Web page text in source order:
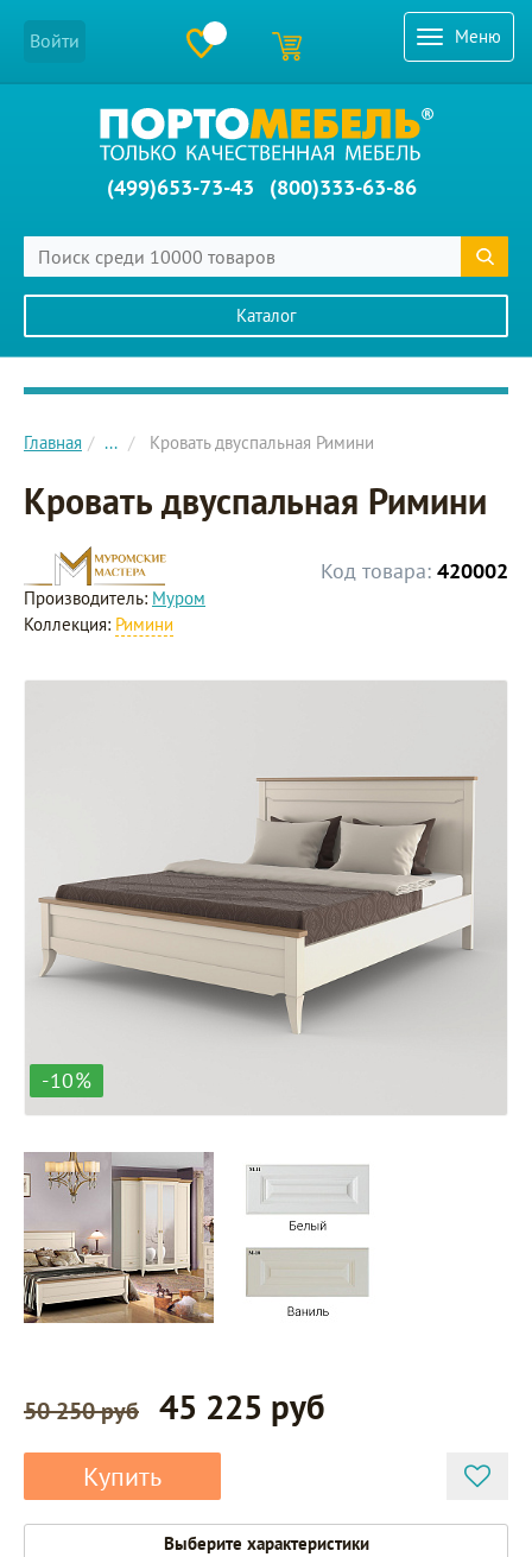
Меню
Войти
(499)653-73-43 (800)333-63-86
Каталог
Главное меню сайта
Главная ... Кровать двуспальная Римини
Кровать двуспальная Римини
Код товара: 420002
Производитель: Муром
Коллекция: Римини
-10%
50 250 руб 45 225 руб
Купить
Выберите характеристики